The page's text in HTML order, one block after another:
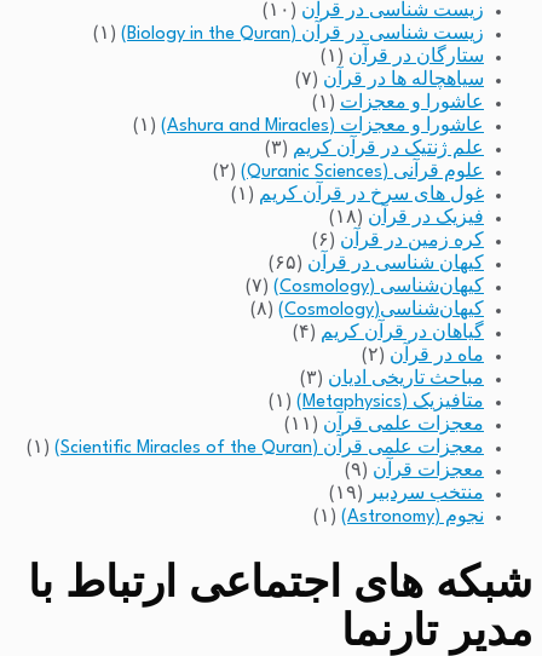
زیست شناسی در قرآن (۱۰)
زیست شناسی در قرآن (Biology in the Quran)
(۱)
ستارگان در قرآن (۱)
سیاهچاله ها در قرآن (۷)
عاشورا و معجزات (۱)
عاشورا و معجزات (Ashura and Miracles)
(۱)
علم ژنتیک در قرآن کریم (۳)
علوم قرآنی (Quranic Sciences)
(۲)
غول های سرخ در قرآن کریم (۱)
فیزیک در قرآن (۱۸)
کره زمین در قرآن (۶)
کیهان شناسی در قرآن (۶۵)
کیهان‌شناسی (Cosmology)
(۷)
کیهان‌شناسی(Cosmology)
(۸)
گیاهان در قرآن کریم (۴)
ماه در قرآن (۲)
مباحث تاریخی ادیان (۳)
متافیزیک (Metaphysics)
(۱)
معجزات علمی قرآن (۱۱)
معجزات علمی قرآن (Scientific Miracles of the Quran)
(۱)
معجزات قرآن (۹)
منتخب سردبیر
(۱۹)
نجوم (Astronomy)
(۱)
شبکه های اجتماعی ارتباط با
مدیر تارنما